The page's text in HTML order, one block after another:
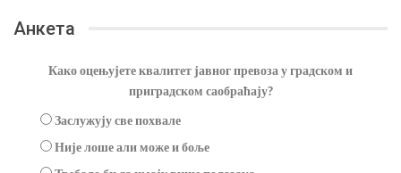
Анкета
Како оцењујете квалитет јавног превоза у градском и
приградском саобраћају?
Заслужују све похвале
Није лоше али може и боље